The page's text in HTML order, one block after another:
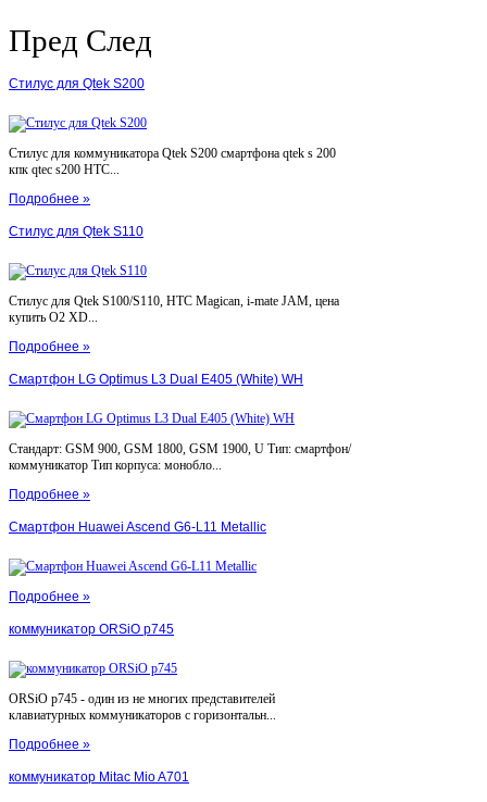
Пред След
Стилус для Qtek S200
Стилус для коммуникатора Qtek S200 смартфона qtek s 200
кпк qtec s200 HTC...
Подробнее »
Стилус для Qtek S110
Стилус для Qtek S100/S110, HTC Magican, i-mate JAM, цена
купить O2 XD...
Подробнее »
Смартфон LG Optimus L3 Dual E405 (White) WH
Стандарт: GSM 900, GSM 1800, GSM 1900, U Тип: смартфон/
коммуникатор Тип корпуса: монобло...
Подробнее »
Смартфон Huawei Ascend G6-L11 Metallic
Подробнее »
коммуникатор ORSiO p745
ORSiO p745 - один из не многих представителей
клавиатурных коммуникаторов с горизонтальн...
Подробнее »
коммуникатор Mitac Mio A701